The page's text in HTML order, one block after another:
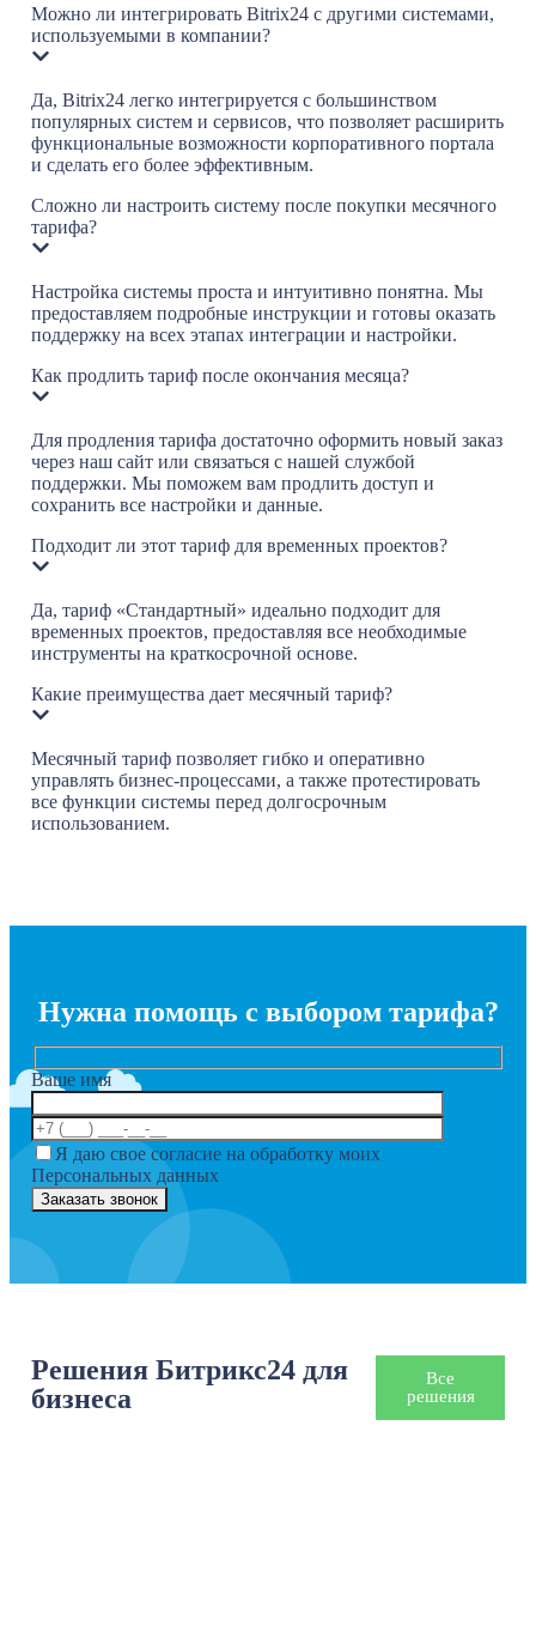
Можно ли интегрировать Bitrix24 с другими системами,
используемыми в компании?
Да, Bitrix24 легко интегрируется с большинством
популярных систем и сервисов, что позволяет расширить
функциональные возможности корпоративного портала
и сделать его более эффективным.
Сложно ли настроить систему после покупки месячного
тарифа?
Настройка системы проста и интуитивно понятна. Мы
предоставляем подробные инструкции и готовы оказать
поддержку на всех этапах интеграции и настройки.
Как продлить тариф после окончания месяца?
Для продления тарифа достаточно оформить новый заказ
через наш сайт или связаться с нашей службой
поддержки. Мы поможем вам продлить доступ и
сохранить все настройки и данные.
Подходит ли этот тариф для временных проектов?
Да, тариф «Стандартный» идеально подходит для
временных проектов, предоставляя все необходимые
инструменты на краткосрочной основе.
Какие преимущества дает месячный тариф?
Месячный тариф позволяет гибко и оперативно
управлять бизнес-процессами, а также протестировать
все функции системы перед долгосрочным
использованием.
Нужна помощь с выбором тарифа?
Ваше имя
Я даю свое согласие на обработку моих
Персональных данных
Решения Битрикс24 для
бизнеса
Все
решения